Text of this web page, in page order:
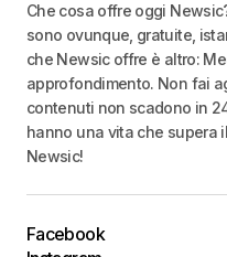
Che cosa offre oggi
sono ovunque, gratuite,
che Newsic offre è altro:
approfondimento. Non fai
contenuti non scadono in
hanno una vita che supera
Newsic!
Facebook